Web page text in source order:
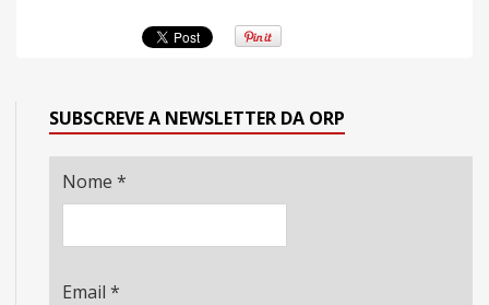
SUBSCREVE A NEWSLETTER DA ORP
Nome *
Email *